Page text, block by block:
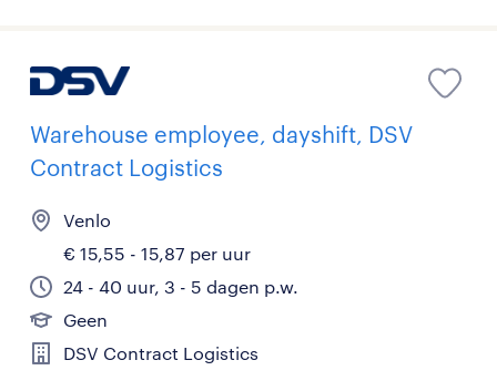
Warehouse employee, dayshift, DSV
Contract Logistics
Venlo
€ 15,55 - 15,87 per uur
24 - 40 uur, 3 - 5 dagen p.w.
Geen
DSV Contract Logistics